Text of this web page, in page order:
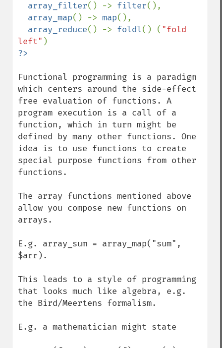
  array_filter
() -> filter(),
array_map() -> map(),
array_reduce() -> foldl() ( "fold
left"
Functional programming is a paradigm
which centers around the side-effect
free evaluation of functions. A
program execution is a call of a
function, which in turn might be
defined by many other functions. One
idea is to use functions to create
special purpose functions from other
functions.
The array functions mentioned above
allow you compose new functions on
arrays.
E.g. array_sum = array_map("sum",
$arr).
This leads to a style of programming
that looks much like algebra, e.g.
the Bird/Meertens formalism.
E.g. a mathematician might state